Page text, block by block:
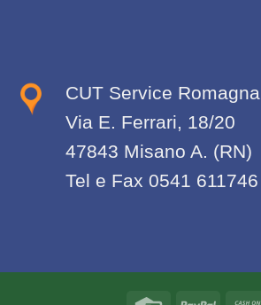
CUT Service
Via E. Ferrari, 18/20
47843 Misano A. (RN)
Tel e Fax 0541 611746